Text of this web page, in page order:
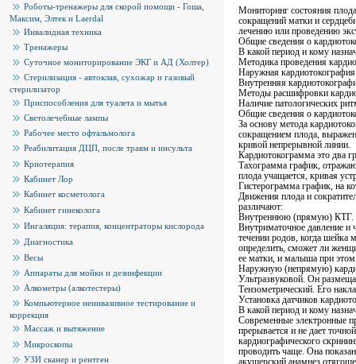
Роботы-тренажеры для скорой помощи - Гоша,
Максим, Элтек и Laerdal
Инвалидная техника
Тренажеры
Суточное мониторирование ЭКГ и АД (Холтер)
Стерилизация - автоклав, сухожар и газовый
стерилизатор
Приспособления для туалета и мытья
Светолечебные лампы
Рабочее место офтальмолога
Реабилитация ДЦП, после травм и инсульта
Криотерапия
Кабинет Лор
Кабинет косметолога
Кабинет гинеколога
Ингаляция: терапия, концентраторы кислорода
Диагностика
Весы
Аппараты для мойки и дезинфекции
Алкометры (алкотестеры)
Компьютерное неинвазивное тестирование и
коррекция
Массаж и вытяжение
Микроскопы
УЗИ сканер и рентген
Мониторинг состояния
сокращений матки и
лечению или проведению
Общие сведения о
В какой период и кому
Методика проведения
Наружная кардиотокография
Внутренняя
Методы расшифровки
Наличие патологических
Общие сведения о
За основу метода
сокращением плода,
кривой непрерывной линии.
Кардиотокограмма это два
Тахограмма график,
плода учащается, кривая
Гистерограмма график, на
Движения плода и
различают:
Внутреннюю (прямую) КТГ.
Внутриматочное давление и
течении родов, когда шейка
определить, сможет ли
ее матки, и малыша при
Наружную (непрямую)
Ультразвуковой. Он
Тензометрический. Его
Установка датчиков
В какой период и кому
Современные электронные
прерывается и не дает
кардиографического
проводить чаще. Она
акушерский анамнез